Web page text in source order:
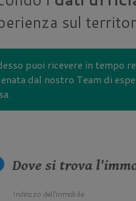
sul
puoi ricevere in tempo
dal nostro Team di
Dove si trova
Indirizzo dell'immobile: